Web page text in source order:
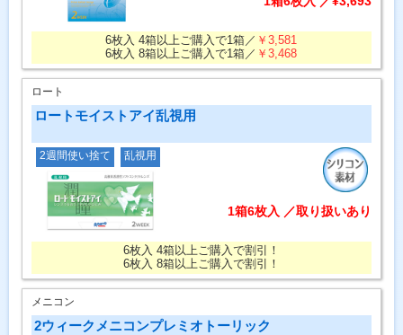
6枚入 4箱以上ご購入で1箱／ ￥3,581
6枚入 8箱以上ご購入で1箱／ ￥3,468
ロート
ロートモイストアイ乱視用
2週間使い捨て 乱視用
1箱6枚入 ／取り扱いあり
6枚入 4箱以上ご購入で割引！
6枚入 8箱以上ご購入で割引！
メニコン
2ウィークメニコンプレミオトーリック